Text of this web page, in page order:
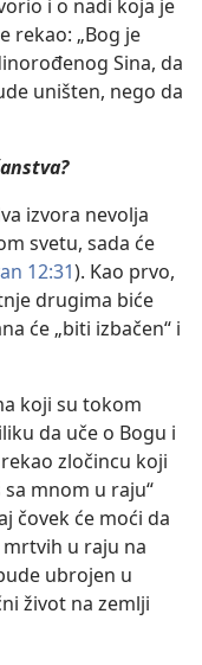
i o nadi koja je
rekao: „Bog je
Sina, da
uništen, nego da
izvora nevolja
svetu, sada će
12:31). Kao prvo,
drugima biće
će „biti izbačen“ i
koji su tokom
da uče o Bogu i
zločincu koji
mnom u raju“
čovek će moći da
mrtvih u raju na
ubrojen u
život na zemlji